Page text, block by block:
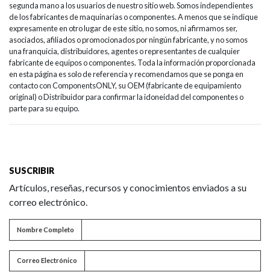
segunda mano a los usuarios de nuestro sitio web. Somos independientes
de los fabricantes de maquinarias o componentes. A menos que se indique
expresamente en otro lugar de este sitio, no somos, ni afirmamos ser,
asociados, afiliados o promocionados por ningún fabricante, y no somos
una franquicia, distribuidores, agentes o representantes de cualquier
fabricante de equipos o componentes. Toda la información proporcionada
en esta página es solo de referencia y recomendamos que se ponga en
contacto con ComponentsONLY, su OEM (fabricante de equipamiento
original) o Distribuidor para confirmar la idoneidad del componentes o
parte para su equipo.
SUSCRIBIR
Artículos, reseñas, recursos y conocimientos enviados a su
correo electrónico.
Nombre completo
Nombre Completo
Correo electrónico
Correo Electrónico